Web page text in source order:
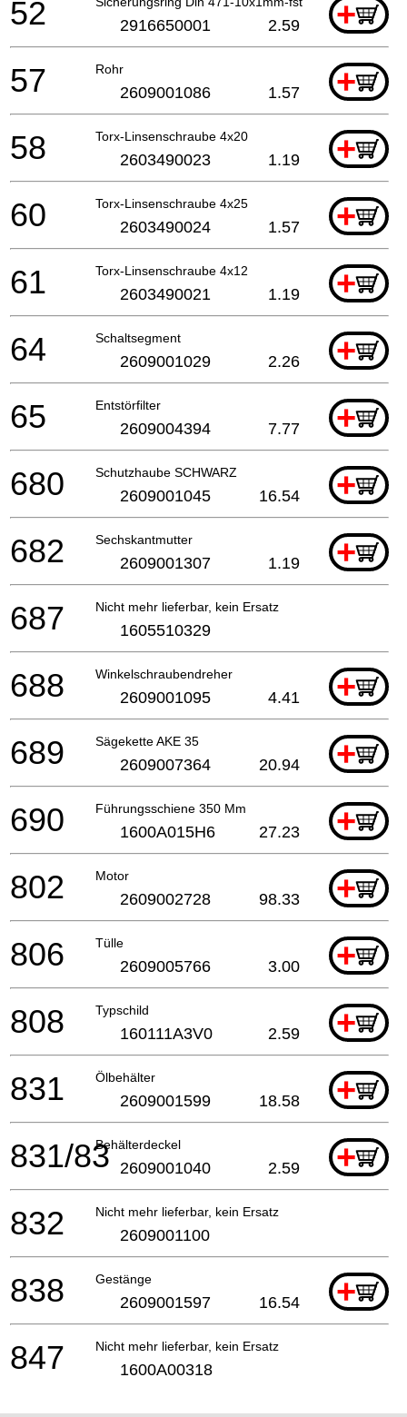
+
52 2916650001 2.59
Rohr +
57 2609001086 1.57
Torx-Linsenschraube 4x20 +
58 2603490023 1.19
Torx-Linsenschraube 4x25 +
60 2603490024 1.57
Torx-Linsenschraube 4x12 +
61 2603490021 1.19
Schaltsegment +
64 2609001029 2.26
Entstörfilter +
65 2609004394 7.77
Schutzhaube SCHWARZ +
680 2609001045 16.54
Sechskantmutter +
682 2609001307 1.19
Nicht mehr lieferbar, kein Ersatz
687 1605510329
Winkelschraubendreher +
688 2609001095 4.41
Sägekette AKE 35 +
689 2609007364 20.94
Führungsschiene 350 Mm +
690 1600A015H6 27.23
Motor +
802 2609002728 98.33
Tülle +
806 2609005766 3.00
Typschild +
808 160111A3V0 2.59
Ölbehälter +
831 2609001599 18.58
Behälterdeckel +
831/83 2609001040 2.59
Nicht mehr lieferbar, kein Ersatz
832 2609001100
Gestänge +
838 2609001597 16.54
Nicht mehr lieferbar, kein Ersatz
847 1600A00318